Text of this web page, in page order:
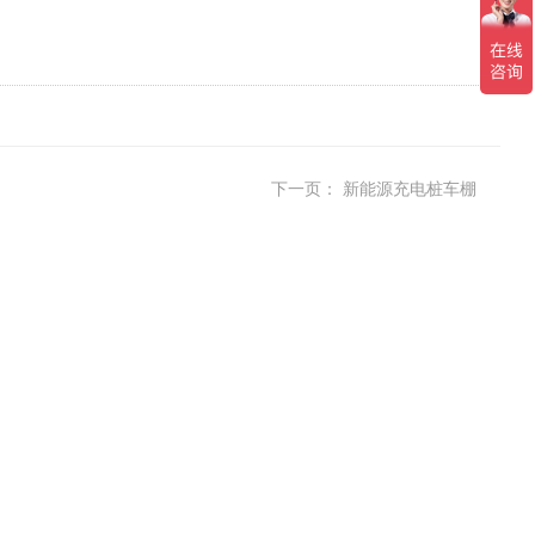
下一页： 新能源充电桩车棚